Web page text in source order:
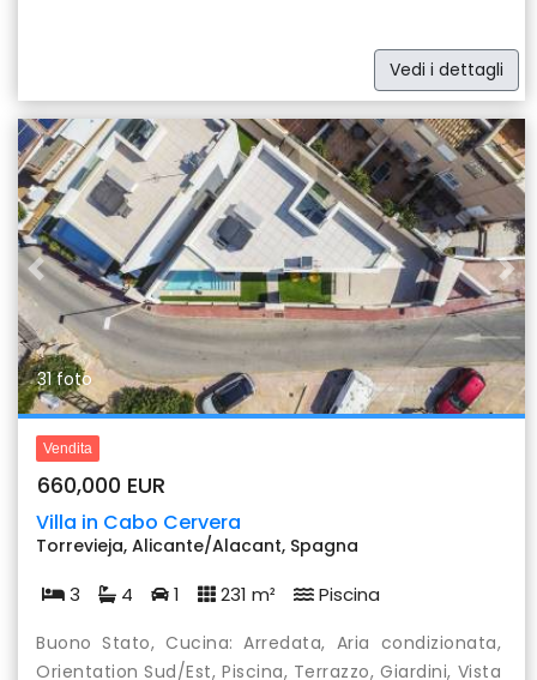
Vedi i dettagli
Previous
31 foto
Vendita
660,000 EUR
Villa in Cabo Cervera
Torrevieja, Alicante/Alacant, Spagna
3 4 1 231 m² Piscina
Buono Stato, Cucina: Arredata, Aria condizionata,
Orientation Sud/Est, Piscina, Terrazzo, Giardini, Vista